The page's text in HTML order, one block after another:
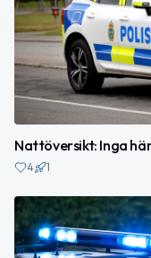
Nattöversikt: Inga
4 1